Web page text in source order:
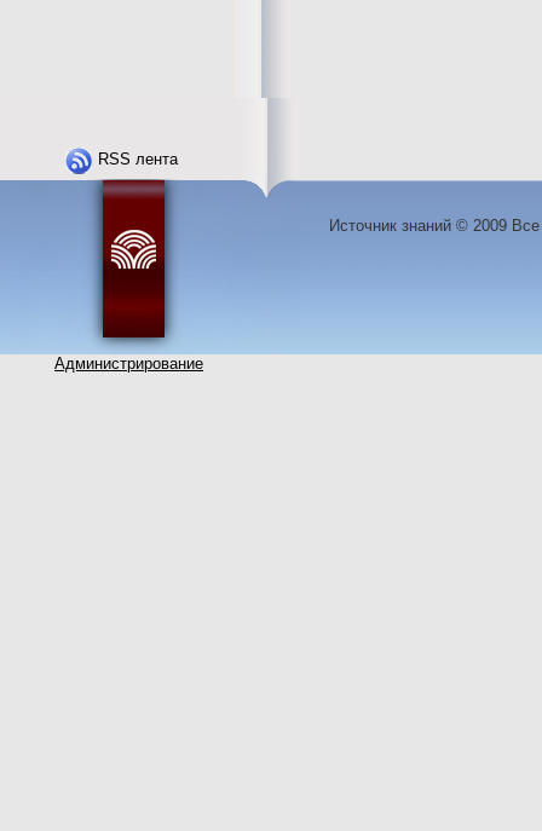
RSS лента
Администрирование
Источник знаний © 2009